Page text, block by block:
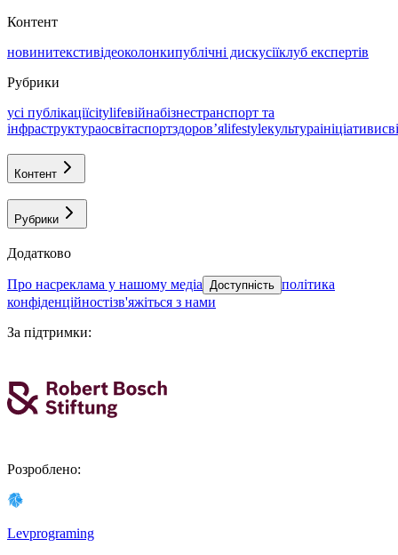
Контент
новинитекстивідеоколонкипублічні дискусіїклуб експертів
Рубрики
усі публікаціїcitylifeвійнабізнестранспорт та
інфраструктураосвітаспортздоровʼяlifestyleкультураініціативи
Контент
Рубрики
Додатково
про насреклама у нашому медіа Доступність політика
конфіденційностізв'яжіться з нами
За підтримки:
Розроблено:
Levprograming